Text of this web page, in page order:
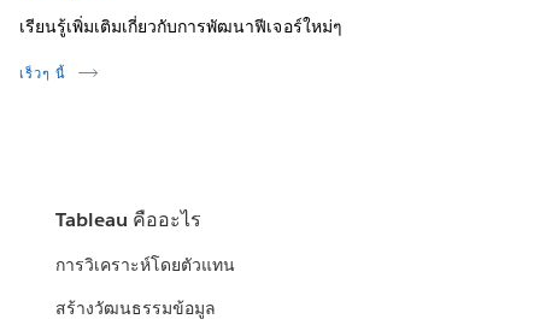
เรียนรู้เพิ่มเติมเกี่ยวกับการพัฒนาฟีเจอร์ใหม่ๆ
เร็วๆ นี้
Tableau คืออะไร
การวิเคราะห์โดยตัวแทน
สร้างวัฒนธรรมข้อมูล